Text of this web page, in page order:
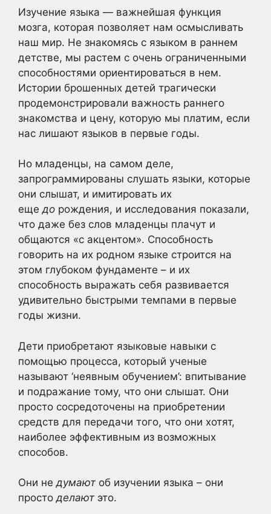
Изучение языка — важнейшая функция
мозга, которая позволяет нам осмысливать
наш мир. Не знакомясь с языком в раннем
детстве, мы растем с очень ограниченными
способностями ориентироваться в нем.
Истории брошенных детей трагически
продемонстрировали важность раннего
знакомства и цену, которую мы платим, если
нас лишают языков в первые годы.
Но младенцы, на самом деле,
запрограммированы слушать языки, которые
они слышат, и имитировать их
ещедо рождения, и исследования показали,
что даже без слов младенцы плачут и
общаются «с акцентом». Способность
говорить на их родном языке строится на
этом глубоком фундаменте – и их
способность выражать себя развивается
удивительно быстрыми темпами в первые
годы жизни.
Дети приобретают языковые навыки с
помощью процесса, который ученые
называют ‘неявным обучением’: впитывание
и подражание тому, что они слышат. Они
просто сосредоточены на приобретении
средств для передачи того, что они хотят,
наиболее эффективным из возможных
способов.
Они недумают об изучении языка – они
простоделают это.